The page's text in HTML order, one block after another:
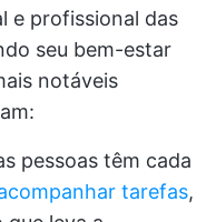
e profissional das
seu bem-estar
notáveis
pessoas têm cada
tarefas,